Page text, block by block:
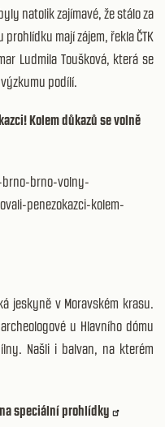
natolik zajímavé, že stálo za
mají zájem, řekla ČTK
Ludmila Toušková, která se
podílí.
Kolem důkazů se volně
brno-volny-
penezokazci-kolem-
jeskyně v Moravském krasu.
u Hlavního dómu
Našli i balvan, na kterém
speciální prohlídky